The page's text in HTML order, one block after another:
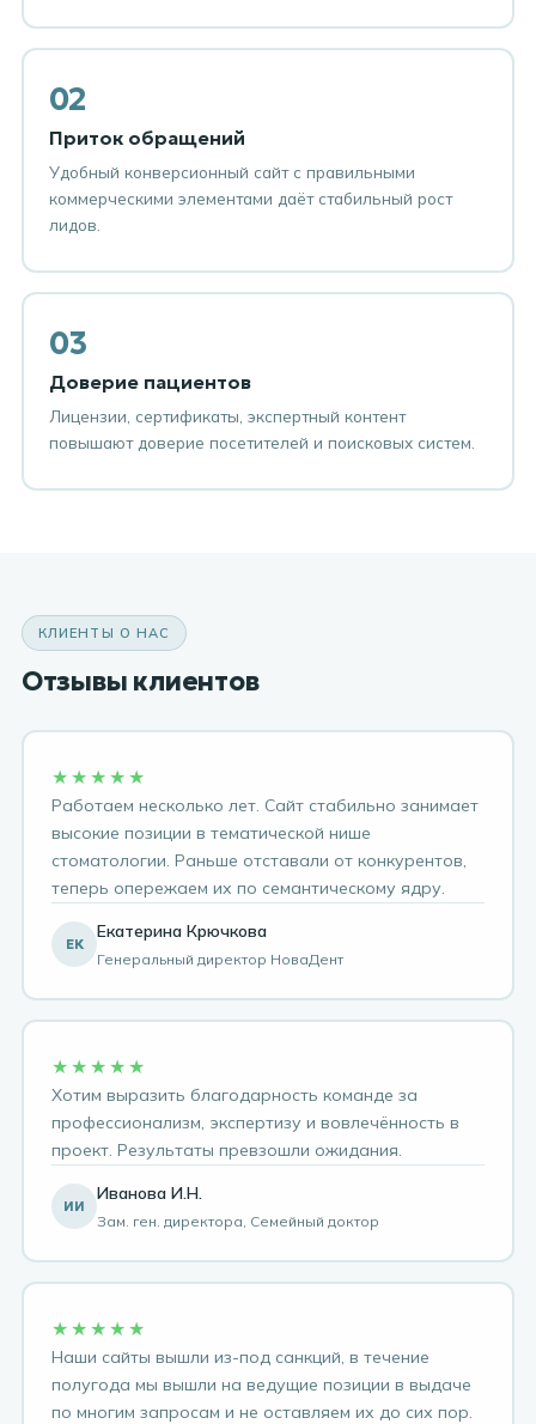
02
Приток обращений
Удобный конверсионный сайт с правильными
коммерческими элементами даёт стабильный рост
лидов.
03
Доверие пациентов
Лицензии, сертификаты, экспертный контент
повышают доверие посетителей и поисковых систем.
КЛИЕНТЫ О НАС
Отзывы клиентов
★★★★★
Работаем несколько лет. Сайт стабильно занимает
высокие позиции в тематической нише
стоматологии. Раньше отставали от конкурентов,
теперь опережаем их по семантическому ядру.
ЕК
Екатерина Крючкова
Генеральный директор НоваДент
★★★★★
Хотим выразить благодарность команде за
профессионализм, экспертизу и вовлечённость в
проект. Результаты превзошли ожидания.
ИИ
Иванова И.Н.
Зам. ген. директора, Семейный доктор
★★★★★
Наши сайты вышли из-под санкций, в течение
полугода мы вышли на ведущие позиции в выдаче
по многим запросам и не оставляем их до сих пор.